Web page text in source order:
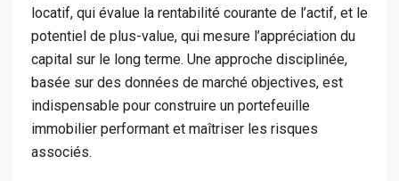
locatif, qui évalue la rentabilité courante de l’actif, et le
potentiel de plus-value, qui mesure l’appréciation du
capital sur le long terme. Une approche disciplinée,
basée sur des données de marché objectives, est
indispensable pour construire un portefeuille
immobilier performant et maîtriser les risques
associés.